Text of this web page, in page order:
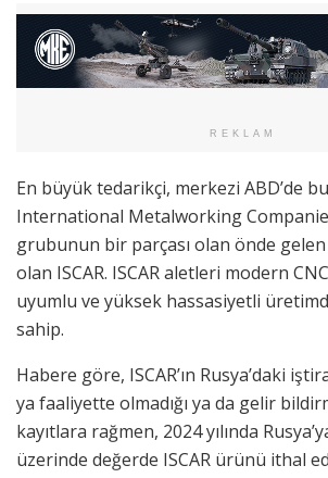
REKLAM
En büyük tedarikçi, merkezi ABD’de
International Metalworking
grubunun bir parçası olan önde
olan ISCAR. ISCAR aletleri modern
uyumlu ve yüksek hassasiyetli
sahip.
Habere göre, ISCAR’ın Rusya’daki
ya faaliyette olmadığı ya da gelir
kayıtlara rağmen, 2024 yılında
üzerinde değerde ISCAR ürünü ithal